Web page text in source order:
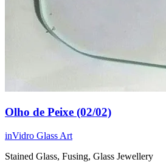
Olho de Peixe (02/02)
inVidro Glass Art
Stained Glass, Fusing, Glass Jewellery